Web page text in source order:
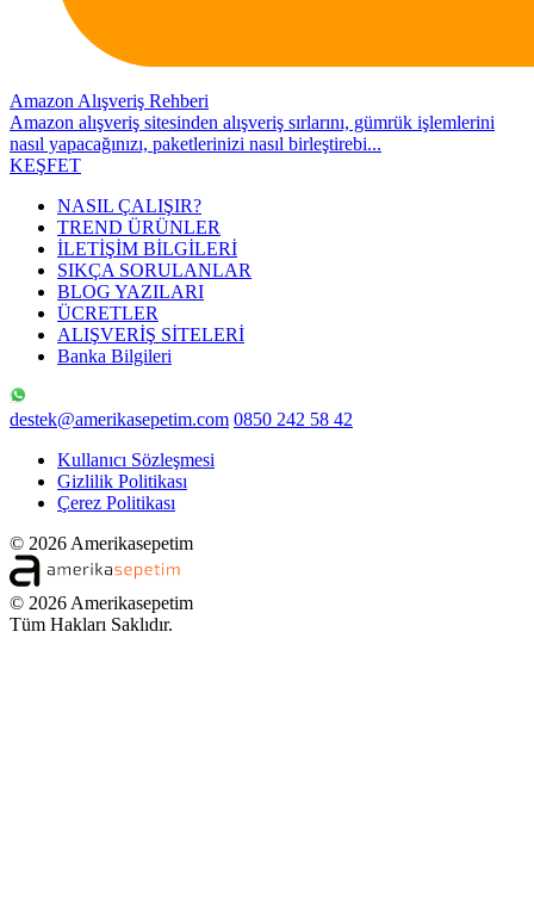
Amazon Alışveriş Rehberi
Amazon alışveriş sitesinden alışveriş sırlarını, gümrük işlemlerini
nasıl yapacağınızı, paketlerinizi nasıl birleştirebi...
KEŞFET
NASIL ÇALIŞIR?
TREND ÜRÜNLER
İLETİŞİM BİLGİLERİ
SIKÇA SORULANLAR
BLOG YAZILARI
ÜCRETLER
ALIŞVERİŞ SİTELERİ
Banka Bilgileri
destek@amerikasepetim.com 0850 242 58 42
Kullanıcı Sözleşmesi
Gizlilik Politikası
Çerez Politikası
© 2026 Amerikasepetim
© 2026 Amerikasepetim
Tüm Hakları Saklıdır.